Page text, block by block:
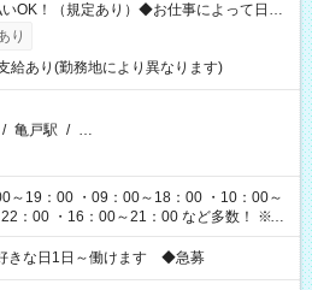
OK！（規定あり）◆お仕事によって日給
り
給あり(勤務地により異なります)
/ 亀戸駅 / …
～19：00 ・09：00～18：00 ・10：00～
・16：00～21：00 など多数！ ※お
異なります
な日1日～働けます ◆急募